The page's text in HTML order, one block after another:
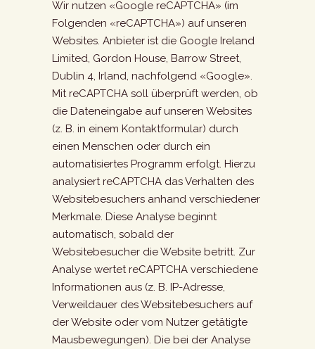
Wir nutzen «Google reCAPTCHA» (im
Folgenden «reCAPTCHA») auf unseren
Websites. Anbieter ist die Google Ireland
Limited, Gordon House, Barrow Street,
Dublin 4, Irland, nachfolgend «Google».
Mit reCAPTCHA soll überprüft werden, ob
die Dateneingabe auf unseren Websites
(z. B. in einem Kontaktformular) durch
einen Menschen oder durch ein
automatisiertes Programm erfolgt. Hierzu
analysiert reCAPTCHA das Verhalten des
Websitebesuchers anhand verschiedener
Merkmale. Diese Analyse beginnt
automatisch, sobald der
Websitebesucher die Website betritt. Zur
Analyse wertet reCAPTCHA verschiedene
Informationen aus (z. B. IP-Adresse,
Verweildauer des Websitebesuchers auf
der Website oder vom Nutzer getätigte
Mausbewegungen). Die bei der Analyse